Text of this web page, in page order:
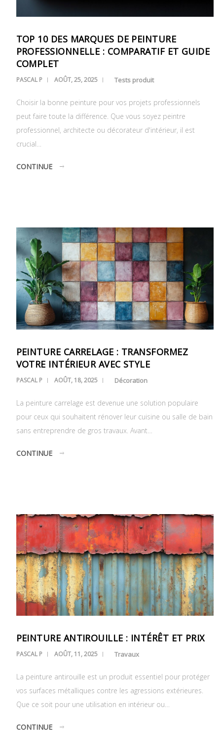
TOP 10 DES MARQUES DE PEINTURE
PROFESSIONNELLE : COMPARATIF ET GUIDE
COMPLET
PASCAL P AOÛT, 25, 2025 Tests produit
Choisir la bonne peinture pour vos projets professionnels
peut faire toute la différence. Que vous soyez peintre
professionnel, architecte ou décorateur d'intérieur, il est
crucial…
CONTINUE
PEINTURE CARRELAGE : TRANSFORMEZ
VOTRE INTÉRIEUR AVEC STYLE
PASCAL P AOÛT, 18, 2025 Décoration
La peinture carrelage est devenue une solution populaire
pour ceux qui souhaitent rénover leur cuisine ou salle de bain
sans entreprendre de gros travaux. Avant…
CONTINUE
PEINTURE ANTIROUILLE : INTÉRÊT ET PRIX
PASCAL P AOÛT, 11, 2025 Travaux
La peinture antirouille est un produit essentiel pour protéger
vos surfaces métalliques contre les agressions extérieures.
Que ce soit pour une utilisation en intérieur ou…
CONTINUE